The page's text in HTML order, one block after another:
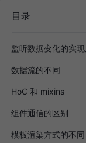
目录
监听数据变化的实
数据流的不同
HoC 和 mixins
组件通信的区别
模板渲染方式的不同